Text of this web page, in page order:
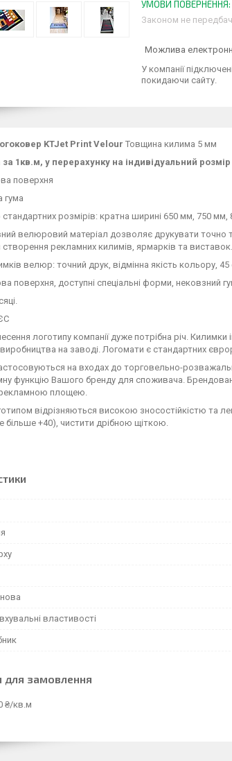
Законом не
У компанії
покидаючи сайту.
KTJet Print Velour Товщина килима 5 мм
за 1кв.м, у перерахунку на індивідуальний
поверхня
гума
стандартних розмірів: кратна ширині 650 мм, 750
велюровий матеріал дозволяє друкувати
створення рекламних килимів, ярмарків та виставок.
велюр: точний друк, відмінна якість кольору,
поверхня, доступні спеціальні форми, нековзний
логотипу компанії дуже потрібна річ.
на заводі. Логомати є стандартних
на входах до торговельно-
функцію Вашого бренду для споживача.
площею.
відрізняються високою зносостійкістю та
більше +40), чистити дрібною щіткою.
властивості
для замовлення
₴/кв.м